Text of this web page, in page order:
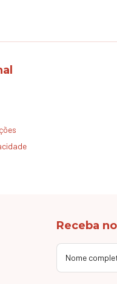
Receba